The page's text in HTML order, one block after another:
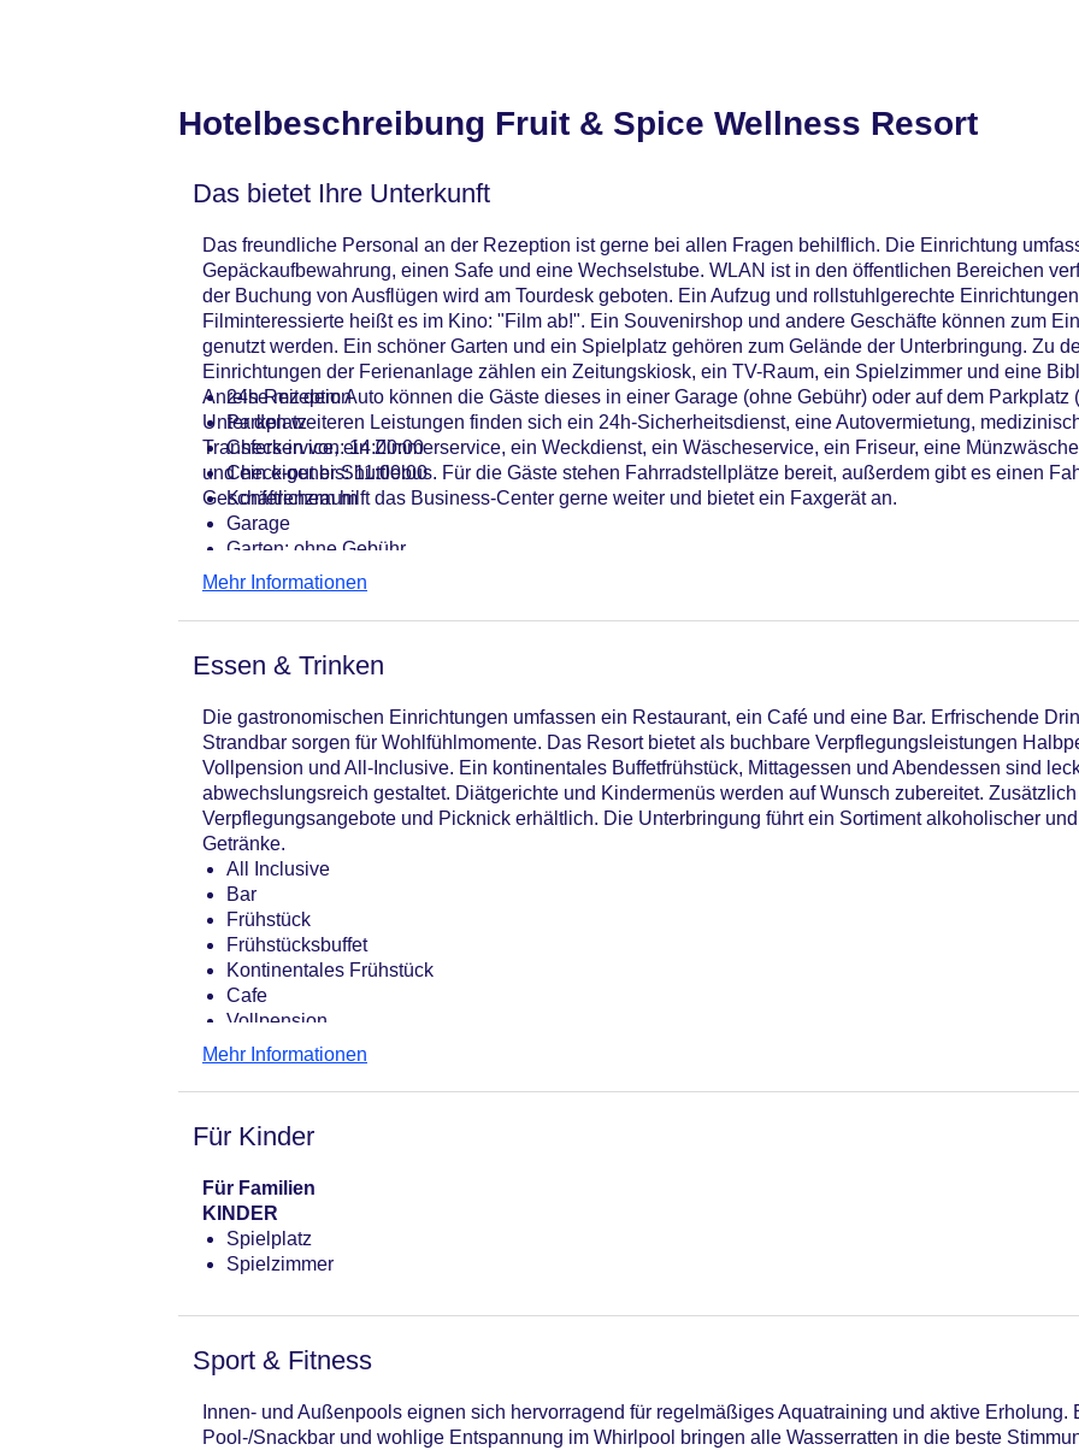
Hotelbeschreibung Fruit & Spice Wellness Resort
Das bietet Ihre Unterkunft
Das freundliche Personal an der Rezeption ist gerne bei allen Fragen behilflich. Die Einrichtung
Gepäckaufbewahrung, einen Safe und eine Wechselstube. WLAN ist in den öffentlichen Bereichen
der Buchung von Ausflügen wird am Tourdesk geboten. Ein Aufzug und rollstuhlgerechte
Filminteressierte heißt es im Kino: "Film ab!". Ein Souvenirshop und andere Geschäfte können zum
genutzt werden. Ein schöner Garten und ein Spielplatz gehören zum Gelände der Unterbringung. Zu
Einrichtungen der Ferienanlage zählen ein Zeitungskiosk, ein TV-Raum, ein Spielzimmer und eine
Anreise mit dem Auto können die Gäste dieses in einer Garage (ohne Gebühr) oder auf dem Parkplatz
Unter den weiteren Leistungen finden sich ein 24h-Sicherheitsdienst, eine Autovermietung,
Transferservice, ein Zimmerservice, ein Weckdienst, ein Wäscheservice, ein Friseur, eine
und ein eigener Shuttlebus. Für die Gäste stehen Fahrradstellplätze bereit, außerdem gibt es einen
Geschäftlichem hilft das Business-Center gerne weiter und bietet ein Faxgerät an.
24h Rezeption
Parkplatz
Check-in von: 14:00:00
Check-out bis: 11:00:00
Konferenzraum
Garage
Garten: ohne Gebühr
Hotelsafe
Lift
Anzahl der Aufzüge: 1
Sonnenterrasse
Gesamtanzahl der Zimmer: 43
Pools:Indoor Pool, Outdoor Pool, Sonnenschirme am Pool, Liegen am Pool
Zahlungsarten: EC Maestro, Mastercard
Landeskategorie: 5 Sterne
Mehr Informationen
Essen & Trinken
Die gastronomischen Einrichtungen umfassen ein Restaurant, ein Café und eine Bar. Erfrischende
Strandbar sorgen für Wohlfühlmomente. Das Resort bietet als buchbare Verpflegungsleistungen
Vollpension und All-Inclusive. Ein kontinentales Buffetfrühstück, Mittagessen und Abendessen sind
abwechslungsreich gestaltet. Diätgerichte und Kindermenüs werden auf Wunsch zubereitet.
Verpflegungsangebote und Picknick erhältlich. Die Unterbringung führt ein Sortiment alkoholischer
Getränke.
All Inclusive
Bar
Frühstück
Frühstücksbuffet
Kontinentales Frühstück
Cafe
Vollpension
Halbpension
Mehr Informationen
Für Kinder
Für Familien
KINDER
Spielplatz
Spielzimmer
Sport & Fitness
Innen- und Außenpools eignen sich hervorragend für regelmäßiges Aquatraining und aktive Erholung.
Pool-/Snackbar und wohlige Entspannung im Whirlpool bringen alle Wasserratten in die beste